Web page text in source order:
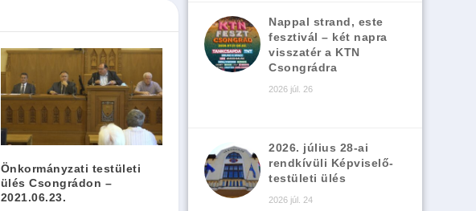
Önkormányzati testületi
ülés Csongrádon –
2021.06.23.
Nappal strand, este
fesztivál – két napra
visszatér a KTN
Csongrádra
2026 júl. 26
2026. július 28-ai
rendkívüli Képviselő-
testületi ülés
2026 júl. 24